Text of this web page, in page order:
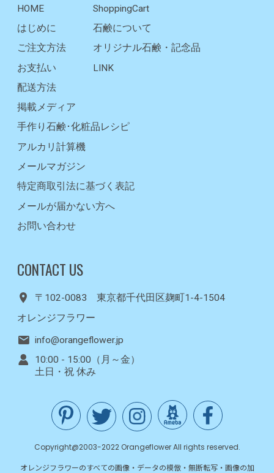
HOME
はじめに
ご注文方法
お支払い
ShoppingCart
石鹸について
オリジナル石鹸・記念品
LINK
配送方法
掲載メディア
手作り石鹸･化粧品レシピ
アルカリ計算機
メールマガジン
特定商取引法に基づく表記
メールが届かない方へ
お問い合わせ
CONTACT US
〒102-0083 東京都千代田区麹町1-4-1504
オレンジフラワー
info@orangeflower.jp
10:00 - 15:00（月～金）
土日・祝 休み
Copyright@2003-2022 Orangeflower All rights reserved.
オレンジフラワーのすべての画像・データの模倣・無断転写・画像の加